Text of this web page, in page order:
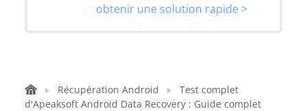
obtenir une solution rapide >
Récupération Android
Test complet
d'Apeaksoft Android Data Recovery : Guide complet